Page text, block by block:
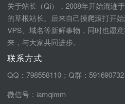
关于站长（Qi），2008年开始混迹
的草根站长。后来自己摸爬滚打开始
VPS、域名等新鲜事物，同时也愿
来，与大家共同进步。
联系方式
QQ：798558110；Q群：591690732
微信号：iamqimm